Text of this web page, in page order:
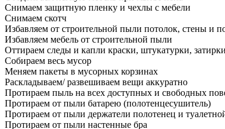
Снимаем защитную пленку и чехлы с мебели
Снимаем скотч
Избавляем от строительной пыли потолок, стены и
Избавляем мебель от строительной пыли
Оттираем следы и капли краски, штукатурки,
Собираем весь мусор
Меняем пакеты в мусорных корзинах
Раскладываем/ развешиваем вещи аккуратно
Протираем пыль на всех доступных и свободных
Протираем от пыли батарею (полотенцесушитель)
Протираем от пыли держатели полотенец и
Протираем от пыли настенные бра